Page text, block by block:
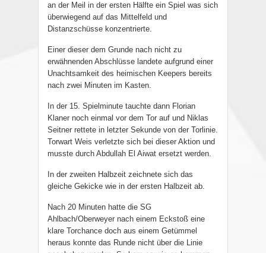
an der Meil in der ersten Hälfte ein Spiel was sich
überwiegend auf das Mittelfeld und
Distanzschüsse konzentrierte.
Einer dieser dem Grunde nach nicht zu
erwähnenden Abschlüsse landete aufgrund einer
Unachtsamkeit des heimischen Keepers bereits
nach zwei Minuten im Kasten.
In der 15. Spielminute tauchte dann Florian
Klaner noch einmal vor dem Tor auf und Niklas
Seitner rettete in letzter Sekunde von der Torlinie.
Torwart Weis verletzte sich bei dieser Aktion und
musste durch Abdullah El Aiwat ersetzt werden.
In der zweiten Halbzeit zeichnete sich das
gleiche Gekicke wie in der ersten Halbzeit ab.
Nach 20 Minuten hatte die SG
Ahlbach/Oberweyer nach einem Eckstoß eine
klare Torchance doch aus einem Getümmel
heraus konnte das Runde nicht über die Linie